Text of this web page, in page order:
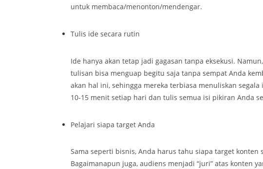
untuk membaca/menonton/mendengar.
Tulis ide secara rutin
Ide hanya akan tetap jadi gagasan tanpa eksekusi.
tulisan bisa menguap begitu saja tanpa sempat Anda
akan hal ini, sehingga mereka terbiasa menuliskan
10-15 menit setiap hari dan tulis semua isi pikiran Anda
Pelajari siapa target Anda
Sama seperti bisnis, Anda harus tahu siapa target
Bagaimanapun juga, audiens menjadi “juri” atas konten